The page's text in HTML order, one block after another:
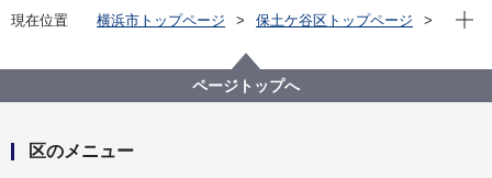
現在位置 横浜市トップページ
保土ケ谷区トップページ
介護保険
保土ケ谷区の要介護（要支援）認定申請窓口について
現在
ページトップへ
区のメニュー